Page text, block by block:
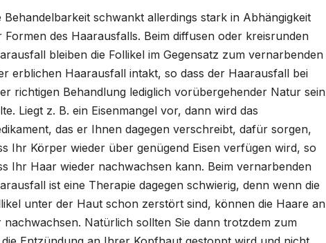
Behandelbarkeit schwankt allerdings stark in Abhängigkeit
Formen des Haarausfalls. Beim diffusen oder kreisrunden
bleiben die Follikel im Gegensatz zum vernarbenden
erblichen Haarausfall intakt, so dass der Haarausfall bei
richtigen Behandlung lediglich vorübergehender Natur sein
Liegt z. B. ein Eisenmangel vor, dann wird das
das er Ihnen dagegen verschreibt, dafür sorgen,
Ihr Körper wieder über genügend Eisen verfügen wird, so
Ihr Haar wieder nachwachsen kann. Beim vernarbenden
ist eine Therapie dagegen schwierig, denn wenn die
unter der Haut schon zerstört sind, können die Haare an
Natürlich sollten Sie dann trotzdem zum